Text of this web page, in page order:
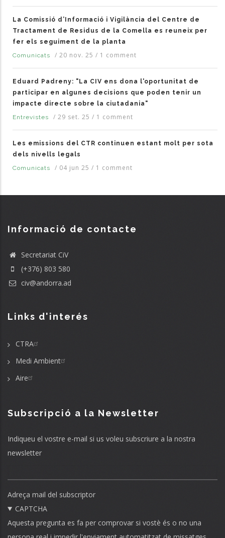
La Comissió d’Informació i Vigilància del Centre de
Tractament de Residus de la Comella es reuneix per
fer els seguiment de la planta
Comunicats
/ 20 nov. 25 / 1 comment
Eduard Padreny: "La CIV ens dona l'oportunitat de
participar en algunes decisions que poden tenir un
impacte directe sobre la ciutadania"
Entrevistes
/ 29 set. 25 / 1 comment
Les emissions del CTR continuen estant molt per sota
dels nivells legals
Comunicats
/ 04 jun 25 / 1 comment
Informació de contacte
Secretariat CiV
(+376) 803 580
civ@andorra.ad
Links d'interés
CTRA
Medi Ambient
Aire
Subscripció a la Newsletter
Indiqueu el vostre e-mail si us voleu subscriure a la nostra
newsletter
Adreça mail del subscriptor
CAPTCHA
Aquesta pregunta es fa per comprovar si vostè és o no una